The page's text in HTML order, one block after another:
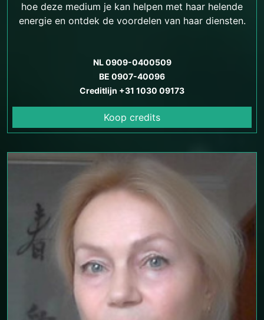
hoe deze medium je kan helpen met haar helende
energie en ontdek de voordelen van haar diensten.
NL 0909-0400509
BE 0907-40096
Creditlijn +31 1030 09173
Koop credits